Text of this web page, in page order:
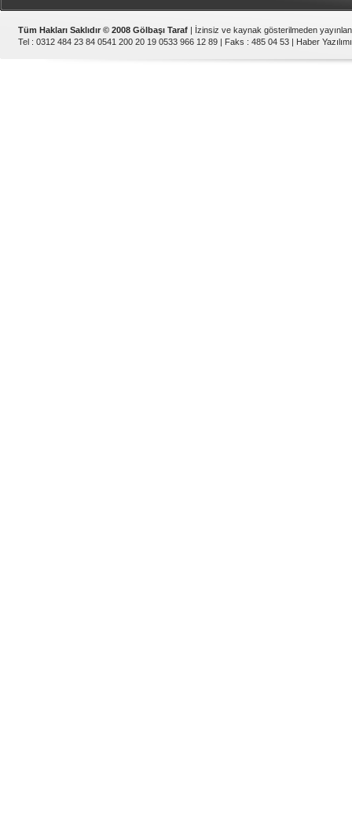
Tüm Hakları Saklıdır © 2008 Gölbaşı Taraf | İzinsiz ve kaynak gösterilmeden
Tel : 0312 484 23 84 0541 200 20 19 0533 966 12 89 | Faks : 485 04 53 | Haber Yazılımı